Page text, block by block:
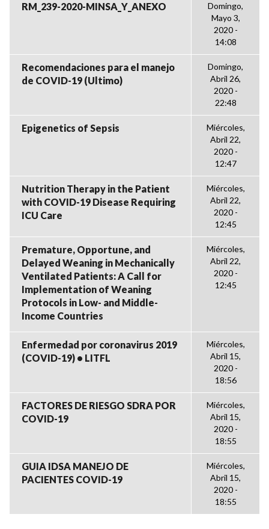
RM_239-2020-MINSA_Y_ANEXO
Domingo,
Mayo 3,
2020 -
14:08
Recomendaciones para el manejo
de COVID-19 (Ultimo)
Domingo,
Abril 26,
2020 -
22:48
Epigenetics of Sepsis
Miércoles,
Abril 22,
2020 -
12:47
Nutrition Therapy in the Patient
with COVID-19 Disease Requiring
ICU Care
Miércoles,
Abril 22,
2020 -
12:45
Premature, Opportune, and
Delayed Weaning in Mechanically
Ventilated Patients: A Call for
Implementation of Weaning
Protocols in Low- and Middle-
Income Countries
Miércoles,
Abril 22,
2020 -
12:45
Enfermedad por coronavirus 2019
(COVID-19) • LITFL
Miércoles,
Abril 15,
2020 -
18:56
FACTORES DE RIESGO SDRA POR
COVID-19
Miércoles,
Abril 15,
2020 -
18:55
GUIA IDSA MANEJO DE
PACIENTES COVID-19
Miércoles,
Abril 15,
2020 -
18:55